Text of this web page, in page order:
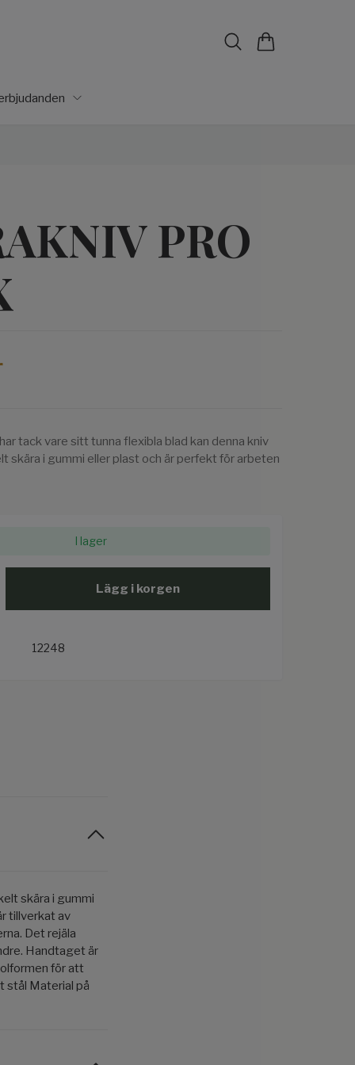
PRO
tack vare sitt tunna flexibla blad kan denna kniv
skära i gummi eller plast och är perfekt för arbeten
I lager
Lägg i korgen
12248
skära i gummi
tillverkat av
Det rejäla
Handtaget är
för att
stål Material på